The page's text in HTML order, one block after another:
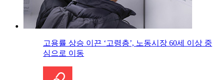
고용률 상승 이끈 ‘고령층’, 노동시장 60세 이상 중
심으로 이동